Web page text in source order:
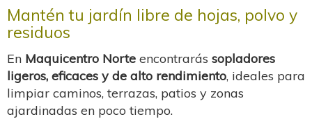
Mantén tu jardín libre de hojas, polvo y
residuos
En Maquicentro Norte encontrarás sopladores
ligeros, eficaces y de alto rendimiento, ideales para
limpiar caminos, terrazas, patios y zonas
ajardinadas en poco tiempo.